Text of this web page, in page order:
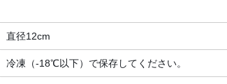
直径12cm
冷凍（-18℃以下）で保存してください。